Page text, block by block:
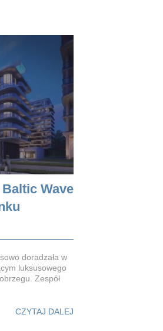
Wave
doradzała w
luksusowego
Zespół
CZYTAJ DALEJ